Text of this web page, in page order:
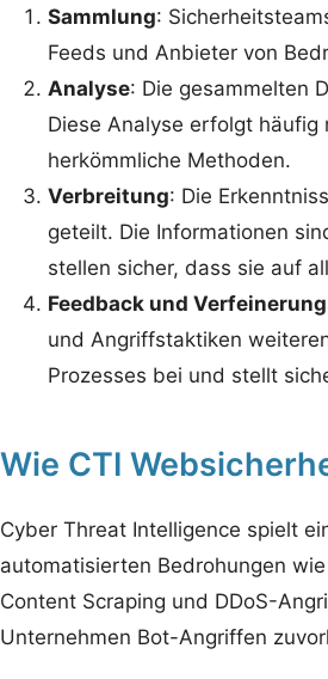
Sammlung:
Feeds und Anbieter von
Analyse: Die gesammelten
Diese Analyse erfolgt
herkömmliche Methoden.
Verbreitung: Die
geteilt. Die Informationen
stellen sicher, dass sie auf
Feedback und Verfeinerung
und Angriffstaktiken
Prozesses bei und stellt
Wie CTI
Cyber Threat Intelligence spielt
automatisierten Bedrohungen
Content Scraping und DDoS-
Unternehmen Bot-Angriffen